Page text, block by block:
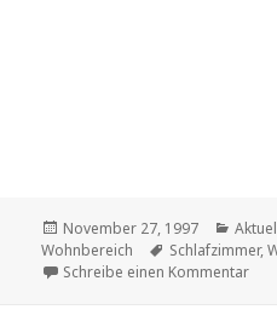
Veröffentlicht
am
November 27, 1997
Wohnbereich
Schlagwörter
Schlafzimmer,
Schreibe einen Kommentarzu